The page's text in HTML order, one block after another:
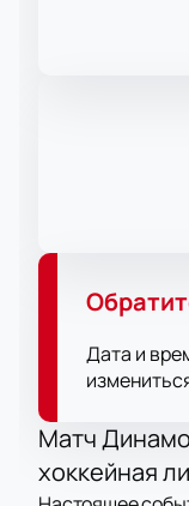
Дата и
Матч
хоккейная